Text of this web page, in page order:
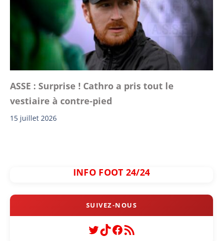
ASSE : Surprise ! Cathro a pris tout le
vestiaire à contre-pied
15 juillet 2026
INFO FOOT 24/24
Twitter
TikTok
Facebook
Flux RSS